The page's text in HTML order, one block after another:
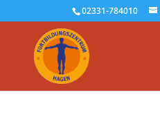
02331-784010